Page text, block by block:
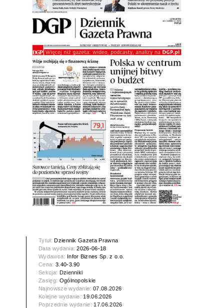
Tytuł:Dziennik Gazeta Prawna
Data wydania:2026-06-18
Wydawca: Infor Biznes Sp. z o.o.
Cena: 3.40-3.90
Sekcja: Dzienniki
Zasięg: Ogólnopolskie
Najnowsze wydanie:07.08.2026
Kolejne wydanie: 19.06.2026
Poprzednie wydanie: 17.06.2026